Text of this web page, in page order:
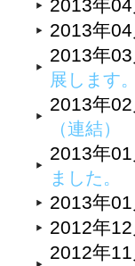
2013年04
2013年04
2013年03
展します。
2013年02
（連結）
2013年01
ました。
2013年01
2012年12
2012年11